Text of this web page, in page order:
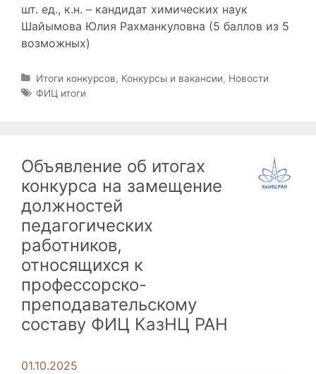
шт. ед., к.н. – кандидат химических наук
Шайымова Юлия Рахманкуловна (5 баллов из 5
возможных)
Р
у
и
Итоги конкурсов, Конкурсы и вакансии, Новости
М
ФИЦ итоги
Объявление об итогах
конкурса на замещение
должностей
педагогических
работников,
относящихся к
профессорско-
преподавательскому
составу ФИЦ КазНЦ РАН
01.10.2025